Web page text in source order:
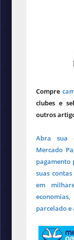
Compre
clubes e
outros
Abra sua
Mercado
pagamento
suas
em
parcelado e